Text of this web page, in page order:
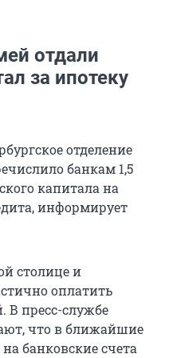
отдали
за ипотеку
отделение
банкам 1,5
капитала на
информирует
столице и
оплатить
В пресс-службе
что в ближайшие
банковские счета